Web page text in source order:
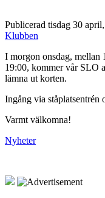
Publicerad tisdag 30
Klubben
I morgon onsdag, mellan
19:00, kommer vår SLO
lämna ut korten.
Ingång via ståplatsentrén
Varmt välkomna!
Nyheter